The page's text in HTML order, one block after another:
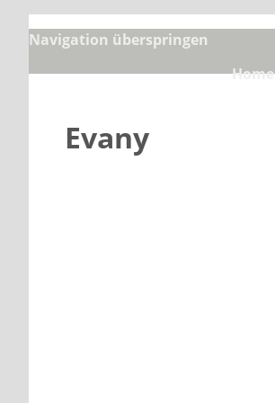
Navigation überspringen
Home
Evany